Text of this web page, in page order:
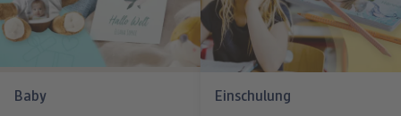
Baby Einschulung